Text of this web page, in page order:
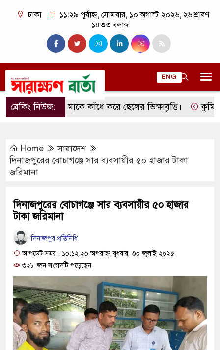
ঢাকা
১১:২৯ পূর্বাহ্ন, সোমবার, ১০ অগাস্ট ২০২৬, ২৬ শ্রাবণ
১৪৩৩ বঙ্গাব্দ
ENG
ব্রেকিং নিউজ:মাকে কাঁধে করে ছেলের ভিক্ষাবৃত্তি। কুমিল্লার
Home
সারাদেশ
দিনাজপুরের বোচাগঞ্জে সার ব্যবসায়ীর ৫০ হাজার টাকা
জরিমানা
দিনাজপুরের বোচাগঞ্জে সার ব্যবসায়ীর ৫০ হাজার
টাকা জরিমানা
দিনাজপুর প্রতিনিধি
আপডেট সময় : ১০:১২:২০ অপরাহ্ন, বুধবার, ৩০ জুলাই ২০২৫
৩২৮ জন সংবাদটি পড়েছেন